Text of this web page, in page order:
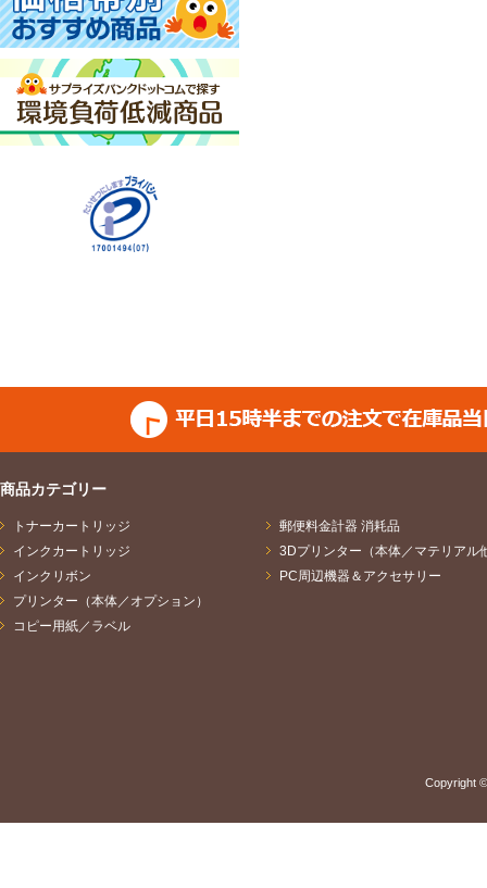
商品カテゴリー
トナーカートリッジ
インクカートリッジ
インクリボン
プリンター（本体／オプション）
コピー用紙／ラベル
郵便料金計器 消耗品
3Dプリンター（本体／マテリアル
PC周辺機器＆アクセサリー
Copyright